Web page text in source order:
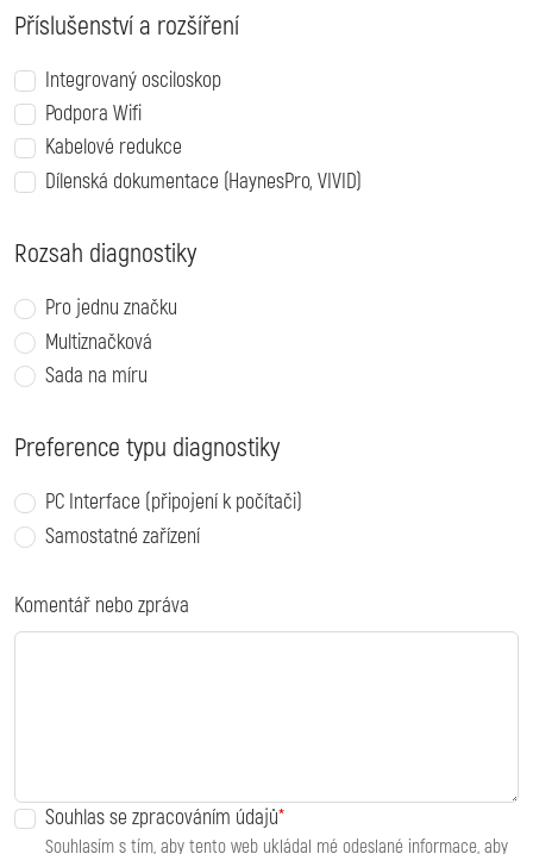
Příslušenství a rozšíření
Integrovaný osciloskop
Podpora Wifi
Kabelové redukce
Dílenská dokumentace (HaynesPro, VIVID)
Rozsah diagnostiky
Pro jednu značku
Multiznačková
Sada na míru
Preference typu diagnostiky
PC Interface (připojení k počítači)
Samostatné zařízení
Komentář nebo zpráva
Souhlas se zpracováním údajů
Souhlasím s tím, aby tento web ukládal mé odeslané informace, aby